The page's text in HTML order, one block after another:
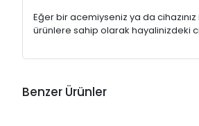
Eğer bir acemiyseniz ya da
ürünlere sahip olarak hayalinizdeki
Benzer Ürünler